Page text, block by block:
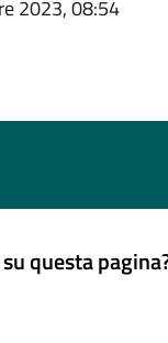
2023, 08:54
questa